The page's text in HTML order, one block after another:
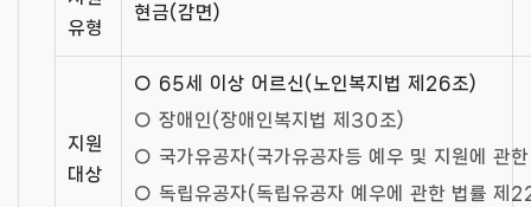
유형
현금(감면)
지원
대상
○ 65세 이상 어르신(노인복지법 제26조)
○ 장애인(장애인복지법 제30조)
○ 국가유공자(국가유공자등 예우 및 지원에 관
○ 독립유공자(독립유공자 예우에 관한 법률 제